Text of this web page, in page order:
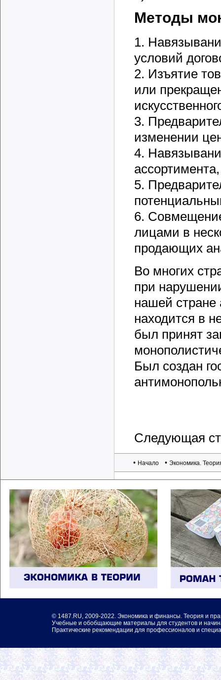
Методы
1.
условий
2. Изъятие
или
3.
изменении
4.
5.
6.
лицами в
продающих
Во многих
при
нашей стране
находится в
был принят
Был создан
Следующая
• Начало • Экономика.
© 1487.RU, 2009-2022. Экономика и финансы. Теория и
Учебные и обобщающие материалы для студентов и
Практические рекомендации для профессионалов и